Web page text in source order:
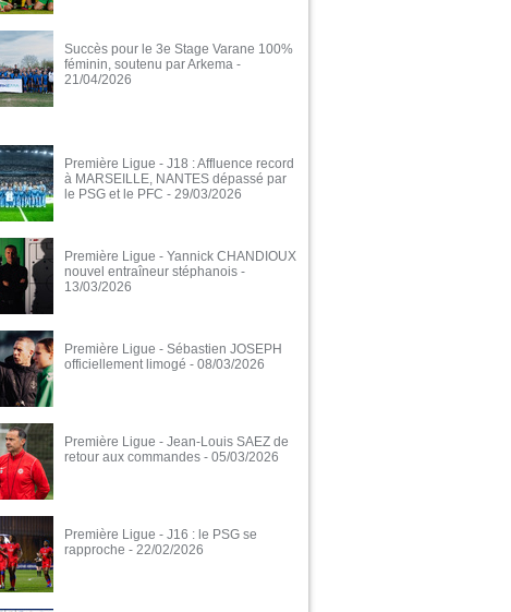
Succès pour le 3e Stage Varane 100%
féminin, soutenu par Arkema -
21/04/2026
Première Ligue - J18 : Affluence record
à MARSEILLE, NANTES dépassé par
le PSG et le PFC - 29/03/2026
Première Ligue - Yannick CHANDIOUX
nouvel entraîneur stéphanois -
13/03/2026
Première Ligue - Sébastien JOSEPH
officiellement limogé - 08/03/2026
Première Ligue - Jean-Louis SAEZ de
retour aux commandes - 05/03/2026
Première Ligue - J16 : le PSG se
rapproche - 22/02/2026